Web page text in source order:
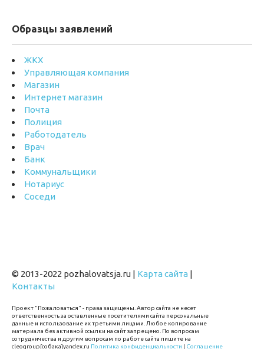
Образцы заявлений
ЖКХ
Управляющая компания
Магазин
Интернет магазин
Почта
Полиция
Работодатель
Врач
Банк
Коммунальщики
Нотариус
Соседи
© 2013-2022 pozhalovatsja.ru | Карта сайта |
Контакты
Проект "Пожаловаться" - права защищены. Автор сайта не несет
ответственность за оставленные посетителями сайта персональные
данные и использование их третьими лицами. Любое копирование
материала без активной ссылки на сайт запрещено. По вопросам
сотрудничества и другим вопросам по работе сайта пишите на
cleogroup[собака]yandex.ru Политика конфиденциальности | Соглашение